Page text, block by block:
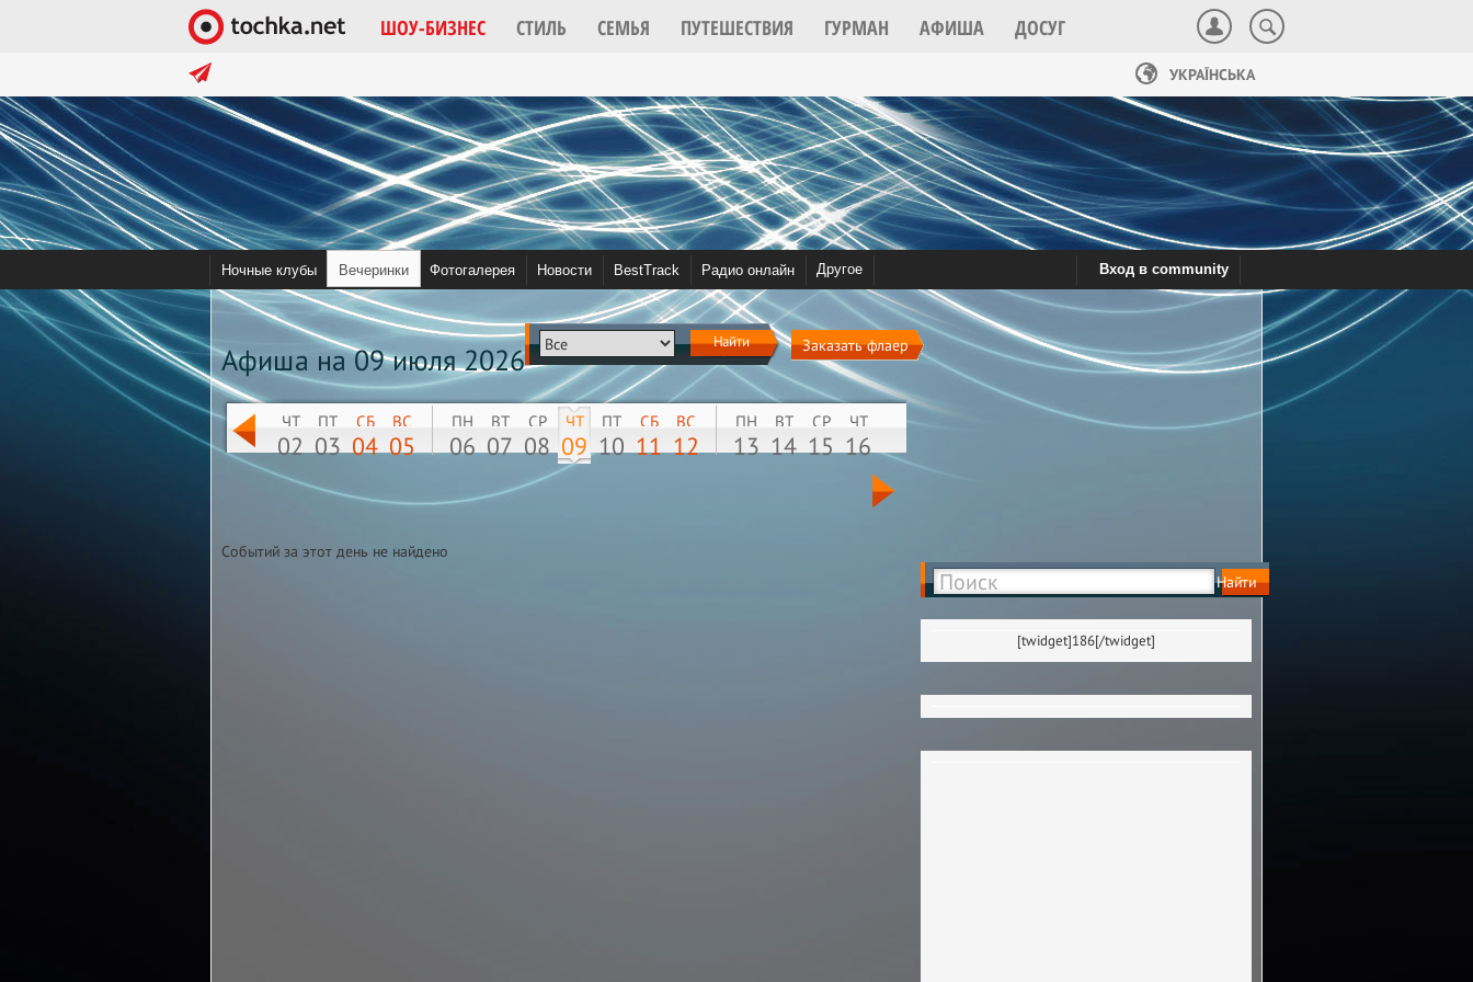
ШОУ-БИЗНЕС СТИЛЬ СЕМЬЯ ПУТЕШЕСТВИЯ ГУРМАН АФИША ДОСУГ
в тренде:
Помочь tochka.net Война в Украине 2022
УКРАЇНСЬКА
Ночные клубы Вечеринки Фотогалерея Новости BestTrack Радио онлайн Вход в community
Другое
Видео Community Сотрудничество
Афиша на 09 июля 2026 Заказать флаер
Найти
ЧТ
02
ПТ
03
СБ
04
ВС
05
ПН
06
ВТ
07
СР
08
ЧТ
09
ПТ
10
СБ
11
ВС
12
ПН
13
ВТ
14
СР
15
ЧТ
16
Событий за этот день не найдено
[twidget]186[/twidget]